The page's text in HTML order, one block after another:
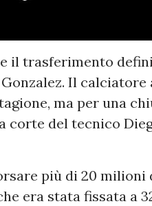
il trasferimento
Il
ma per una
del tecnico
più di 20
era stata fissata a